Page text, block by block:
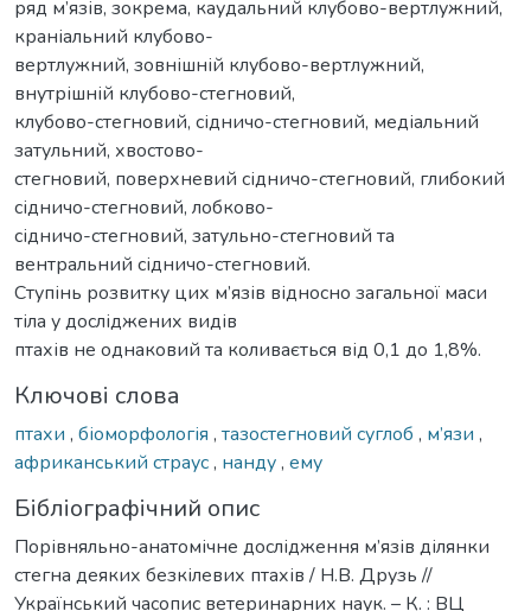
ряд м’язів, зокрема, каудальний клубово-вертлужний,
краніальний клубово-
вертлужний, зовнішній клубово-вертлужний,
внутрішній клубово-стегновий,
клубово-стегновий, сідничо-стегновий, медіальний
затульний, хвостово-
стегновий, поверхневий сідничо-стегновий, глибокий
сідничо-стегновий, лобково-
сідничо-стегновий, затульно-стегновий та
вентральний сідничо-стегновий.
Ступінь розвитку цих м’язів відносно загальної маси
тіла у досліджених видів
птахів не однаковий та коливається від 0,1 до 1,8%.
Ключові слова
птахи , біоморфологія , тазостегновий суглоб , м’язи ,
африканський страус, нанду, ему
Бібліографічний опис
Порівняльно-анатомічне дослідження м’язів ділянки
стегна деяких безкілевих птахів / Н.В. Друзь //
Український часопис ветеринарних наук. – К. : ВЦ